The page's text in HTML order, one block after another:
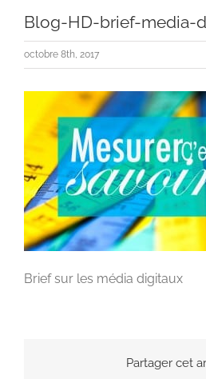
Blog-HD-brief-media-
octobre 8th, 2017
Brief sur les média digitaux
Partager cet